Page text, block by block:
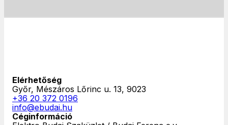
Elérhetőség
Győr, Mészáros Lőrinc u. 13, 9023
+36 20 372 0196
info@ebudai.hu
Céginformáció